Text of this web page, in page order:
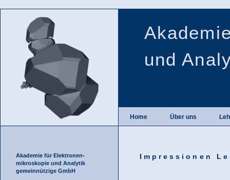
und
Home Über uns
Akademie für Elektronen-
mikroskopie und Analytik
gemeinnützige GmbH
Impressionen